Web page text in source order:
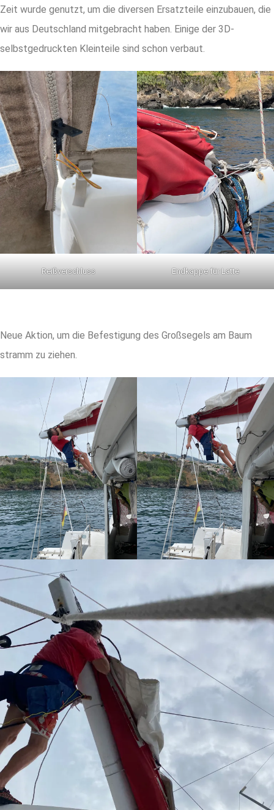
Zeit wurde genutzt, um die diversen Ersatzteile einzubauen, die
wir aus Deutschland mitgebracht haben. Einige der 3D-
selbstgedruckten Kleinteile sind schon verbaut.
Reißverschluss Endkappe für Latte
Neue Aktion, um die Befestigung des Großsegels am Baum
stramm zu ziehen.